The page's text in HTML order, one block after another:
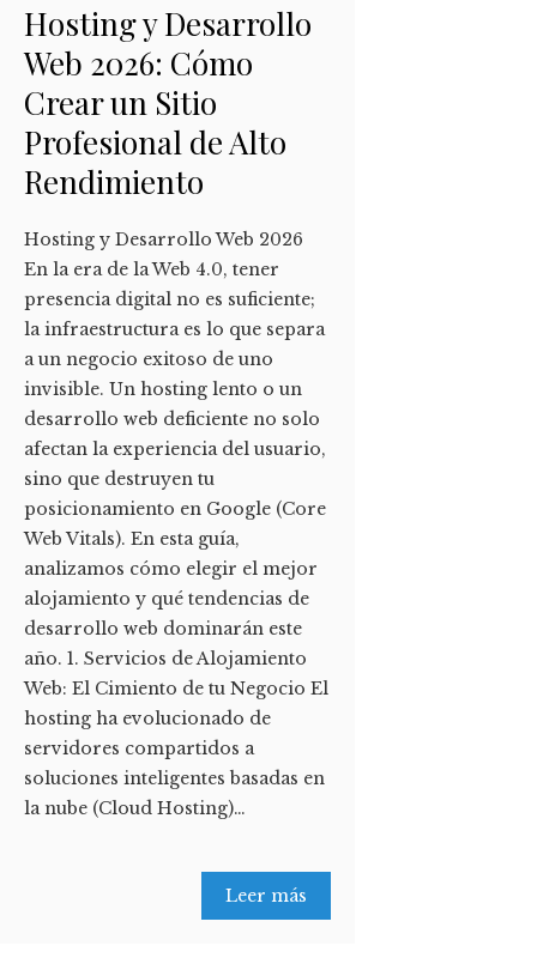
Hosting y Desarrollo
Web 2026: Cómo
Crear un Sitio
Profesional de Alto
Rendimiento
Hosting y Desarrollo Web 2026
En la era de la Web 4.0, tener
presencia digital no es suficiente;
la infraestructura es lo que separa
a un negocio exitoso de uno
invisible. Un hosting lento o un
desarrollo web deficiente no solo
afectan la experiencia del usuario,
sino que destruyen tu
posicionamiento en Google (Core
Web Vitals). En esta guía,
analizamos cómo elegir el mejor
alojamiento y qué tendencias de
desarrollo web dominarán este
año. 1. Servicios de Alojamiento
Web: El Cimiento de tu Negocio El
hosting ha evolucionado de
servidores compartidos a
soluciones inteligentes basadas en
la nube (Cloud Hosting)…
Leer más